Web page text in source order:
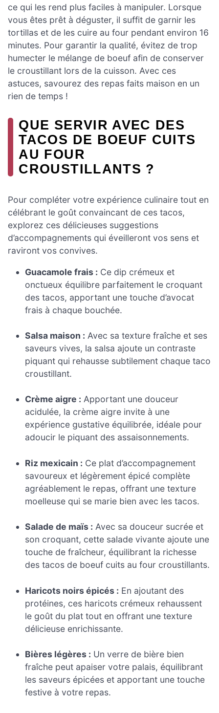
ce qui les rend plus faciles à manipuler. Lorsque
vous êtes prêt à déguster, il suffit de garnir les
tortillas et de les cuire au four pendant environ 16
minutes. Pour garantir la qualité, évitez de trop
humecter le mélange de boeuf afin de conserver
le croustillant lors de la cuisson. Avec ces
astuces, savourez des repas faits maison en un
rien de temps !
QUE SERVIR AVEC DES
TACOS DE BOEUF CUITS
AU FOUR
CROUSTILLANTS ?
Pour compléter votre expérience culinaire tout en
célébrant le goût convaincant de ces tacos,
explorez ces délicieuses suggestions
d’accompagnements qui éveilleront vos sens et
raviront vos convives.
Guacamole frais : Ce dip crémeux et
onctueux équilibre parfaitement le croquant
des tacos, apportant une touche d’avocat
frais à chaque bouchée.
Salsa maison : Avec sa texture fraîche et ses
saveurs vives, la salsa ajoute un contraste
piquant qui rehausse subtilement chaque taco
croustillant.
Crème aigre : Apportant une douceur
acidulée, la crème aigre invite à une
expérience gustative équilibrée, idéale pour
adoucir le piquant des assaisonnements.
Riz mexicain : Ce plat d’accompagnement
savoureux et légèrement épicé complète
agréablement le repas, offrant une texture
moelleuse qui se marie bien avec les tacos.
Salade de maïs : Avec sa douceur sucrée et
son croquant, cette salade vivante ajoute une
touche de fraîcheur, équilibrant la richesse
des tacos de boeuf cuits au four croustillants.
Haricots noirs épicés : En ajoutant des
protéines, ces haricots crémeux rehaussent
le goût du plat tout en offrant une texture
délicieuse enrichissante.
Bières légères : Un verre de bière bien
fraîche peut apaiser votre palais, équilibrant
les saveurs épicées et apportant une touche
festive à votre repas.